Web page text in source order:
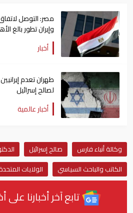
مصر: التوصل
وإيران تطور بالغ
أخبار
طهران تعدم
لصالح إسرائيل
أخبار عالمية
وكالة أنباء فارس صالح إسرائيل
الكاتب والباحث السياسي
الولايات
تابع آخر أخبارنا